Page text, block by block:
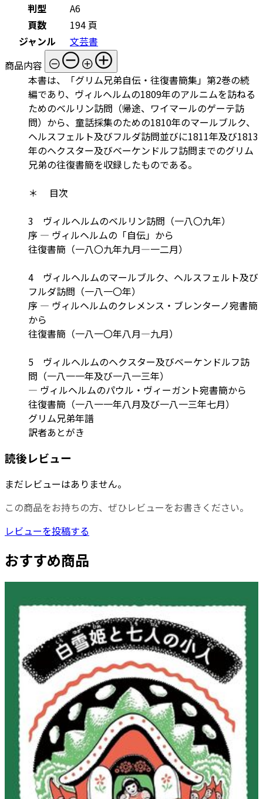
判型
A6
頁数
194 頁
ジャンル
文芸書
商品内容
本書は、「グリム兄弟自伝・往復書簡集」第2巻の続
編であり、ヴィルヘルムの1809年のアルニムを訪ねる
ためのベルリン訪問（帰途、ワイマールのゲーテ訪
問）から、童話採集のための1810年のマールブルク、
ヘルスフェルト及びフルダ訪問並びに1811年及び1813
年のヘクスター及びベーケンドルフ訪問までのグリム
兄弟の往復書簡を収録したものである。
＊ 目次
3 ヴィルヘルムのベルリン訪問（一八〇九年）
序 ― ヴィルヘルムの「自伝」から
往復書簡（一八〇九年九月―一二月）
4 ヴィルヘルムのマールブルク、ヘルスフェルト及び
フルダ訪問（一八一〇年）
序 ― ヴィルヘルムのクレメンス・ブレンターノ宛書簡
から
往復書簡（一八一〇年八月―九月）
5 ヴィルヘルムのヘクスター及びベーケンドルフ訪
問（一八一一年及び一八一三年）
― ヴィルヘルムのパウル・ヴィーガント宛書簡から
往復書簡（一八一一年八月及び一八一三年七月）
グリム兄弟年譜
訳者あとがき
読後レビュー
まだレビューはありません。
この商品をお持ちの方、ぜひレビューをお書きください。
レビューを投稿する
おすすめ商品